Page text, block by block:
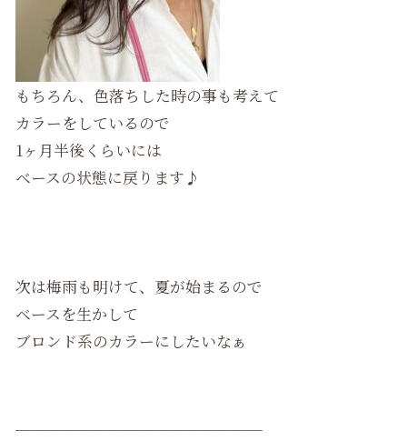
もちろん、色落ちした時の事も考えて
カラーをしているので
1ヶ月半後くらいには
ベースの状態に戻ります♪
次は梅雨も明けて、夏が始まるので
ベースを生かして
ブロンド系のカラーにしたいなぁ